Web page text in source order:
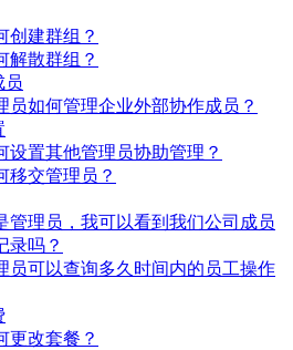
创建群组？
解散群组？
员
员如何管理企业外部协作成员？
设置其他管理员协助管理？
移交管理员？
管理员，我可以看到我们公司成员
录吗？
员可以查询多久时间内的员工操作
更改套餐？